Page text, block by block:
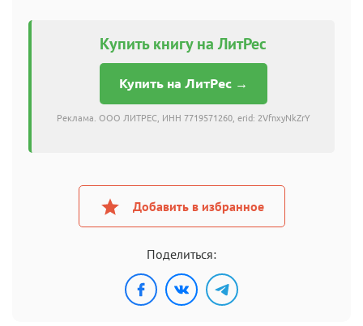
Купить книгу на ЛитРес
Купить на ЛитРес →
Реклама. ООО ЛИТРЕС, ИНН 7719571260, erid: 2VfnxyNkZrY
Добавить в избранное
Поделиться: